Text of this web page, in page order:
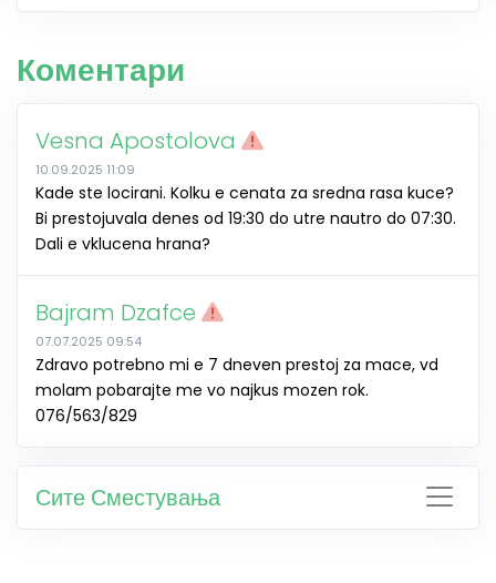
Коментари
Vesna Apostolova
10.09.2025 11:09
Kade ste locirani. Kolku e cenata za sredna rasa kuce?
Bi prestojuvala denes od 19:30 do utre nautro do 07:30.
Dali e vklucena hrana?
Bajram Dzafce
07.07.2025 09:54
Zdravo potrebno mi e 7 dneven prestoj za mace, vd
molam pobarajte me vo najkus mozen rok.
076/563/829
Сите Сместувања